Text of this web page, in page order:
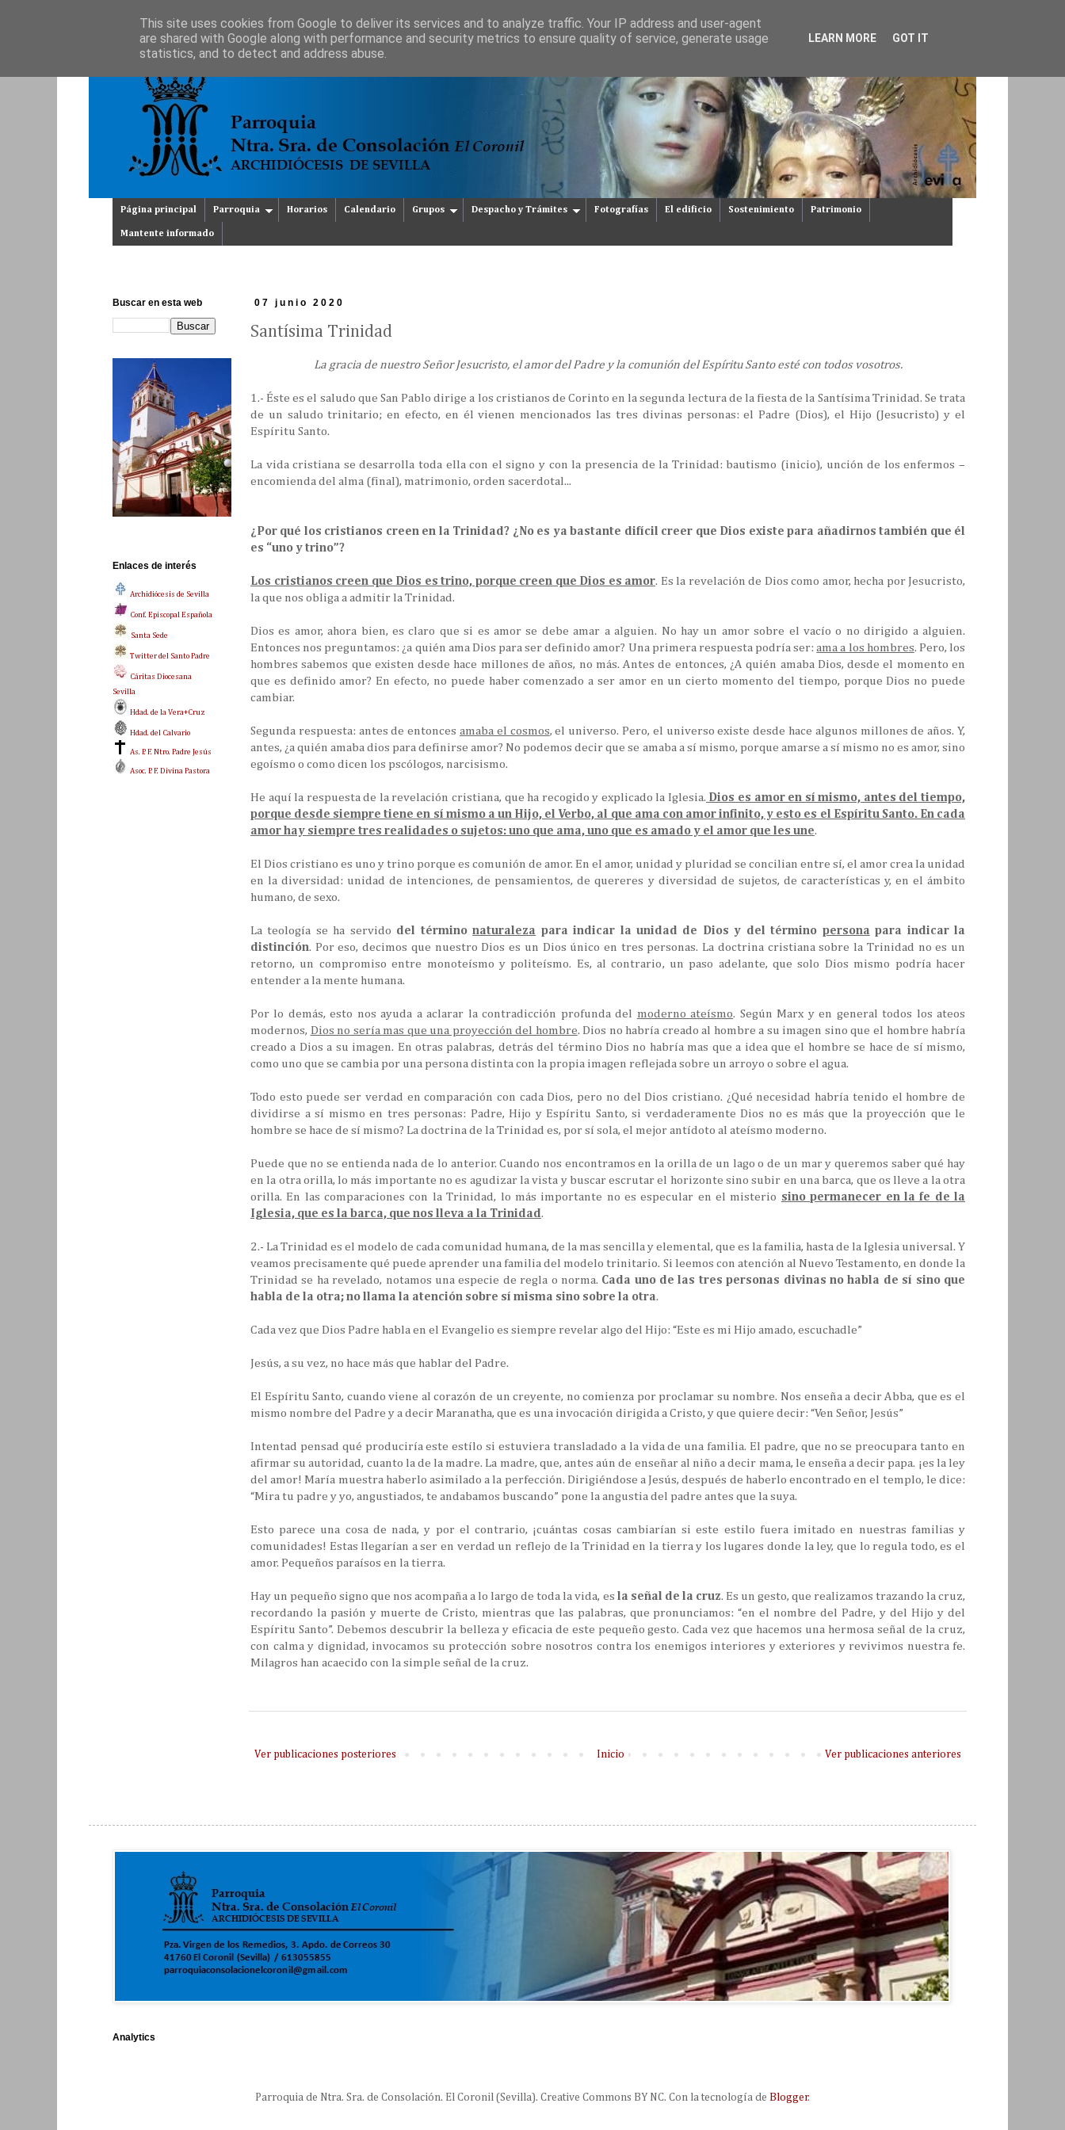
Página principal Parroquia Horarios Calendario Grupos Despacho y Trámites Fotografías El edificio Sostenimiento Patrimonio
Mantente informado
07 junio 2020
Santísima Trinidad
La gracia de nuestro Señor Jesucristo, el amor del Padre y la comunión del Espíritu Santo esté con todos vosotros.
1.- Éste es el saludo que San Pablo dirige a los cristianos de Corinto en la segunda lectura de la fiesta de la Santísima Trinidad. Se trata
de un saludo trinitario; en efecto, en él vienen mencionados las tres divinas personas: el Padre (Dios), el Hijo (Jesucristo) y el
Espíritu Santo.
La vida cristiana se desarrolla toda ella con el signo y con la presencia de la Trinidad: bautismo (inicio), unción de los enfermos –
encomienda del alma (final), matrimonio, orden sacerdotal...
¿Por qué los cristianos creen en la Trinidad? ¿No es ya bastante difícil creer que Dios existe para añadirnos también que él
es “uno y trino”?
Los cristianos creen que Dios es trino, porque creen que Dios es amor. Es la revelación de Dios como amor, hecha por Jesucristo,
la que nos obliga a admitir la Trinidad.
Dios es amor, ahora bien, es claro que si es amor se debe amar a alguien. No hay un amor sobre el vacío o no dirigido a alguien.
Entonces nos preguntamos: ¿a quién ama Dios para ser definido amor? Una primera respuesta podría ser:ama a los hombres. Pero, los
hombres sabemos que existen desde hace millones de años, no más. Antes de entonces, ¿A quién amaba Dios, desde el momento en
que es definido amor? En efecto, no puede haber comenzado a ser amor en un cierto momento del tiempo, porque Dios no puede
cambiar.
Segunda respuesta: antes de entonces amaba el cosmos, el universo. Pero, el universo existe desde hace algunos millones de años. Y,
antes, ¿a quién amaba dios para definirse amor? No podemos decir que se amaba a sí mismo, porque amarse a sí mismo no es amor, sino
egoísmo o como dicen los pscólogos, narcisismo.
He aquí la respuesta de la revelación cristiana, que ha recogido y explicado la Iglesia. Dios es amor en sí mismo, antes del tiempo,
porque desde siempre tiene en sí mismo a un Hijo, el Verbo, al que ama con amor infinito, y esto es el Espíritu Santo. En cada
amor hay siempre tres realidades o sujetos: uno que ama, uno que es amado y el amor que les une.
El Dios cristiano es uno y trino porque es comunión de amor. En el amor, unidad y pluridad se concilian entre sí, el amor crea la unidad
en la diversidad: unidad de intenciones, de pensamientos, de quereres y diversidad de sujetos, de características y, en el ámbito
humano, de sexo.
La teología se ha servido del términonaturaleza para indicar la unidad de Dios y del término persona para indicar la
distinción. Por eso, decimos que nuestro Dios es un Dios único en tres personas. La doctrina cristiana sobre la Trinidad no es un
retorno, un compromiso entre monoteísmo y politeísmo. Es, al contrario, un paso adelante, que solo Dios mismo podría hacer
entender a la mente humana.
Por lo demás, esto nos ayuda a aclarar la contradicción profunda del moderno ateísmo. Según Marx y en general todos los ateos
modernos, Dios no sería mas que una proyección del hombre. Dios no habría creado al hombre a su imagen sino que el hombre habría
creado a Dios a su imagen. En otras palabras, detrás del término Dios no habría mas que a idea que el hombre se hace de sí mismo,
como uno que se cambia por una persona distinta con la propia imagen reflejada sobre un arroyo o sobre el agua.
Todo esto puede ser verdad en comparación con cada Dios, pero no del Dios cristiano. ¿Qué necesidad habría tenido el hombre de
dividirse a sí mismo en tres personas: Padre, Hijo y Espíritu Santo, si verdaderamente Dios no es más que la proyección que le
hombre se hace de sí mismo? La doctrina de la Trinidad es, por sí sola, el mejor antídoto al ateísmo moderno.
Puede que no se entienda nada de lo anterior. Cuando nos encontramos en la orilla de un lago o de un mar y queremos saber qué hay
en la otra orilla, lo más importante no es agudizar la vista y buscar escrutar el horizonte sino subir en una barca, que os lleve a la otra
orilla. En las comparaciones con la Trinidad, lo más importante no es especular en el misterio sino permanecer en la fe de la
Iglesia, que es la barca, que nos lleva a la Trinidad.
2.- La Trinidad es el modelo de cada comunidad humana, de la mas sencilla y elemental, que es la familia, hasta de la Iglesia universal. Y
veamos precisamente qué puede aprender una familia del modelo trinitario. Si leemos con atención al Nuevo Testamento, en donde la
Trinidad se ha revelado, notamos una especie de regla o norma. Cada uno de las tres personas divinas no habla de sí sino que
habla de la otra; no llama la atención sobre sí misma sino sobre la otra.
Cada vez que Dios Padre habla en el Evangelio es siempre revelar algo del Hijo: “Este es mi Hijo amado, escuchadle”
Jesús, a su vez, no hace más que hablar del Padre.
El Espíritu Santo, cuando viene al corazón de un creyente, no comienza por proclamar su nombre. Nos enseña a decir Abba, que es el
mismo nombre del Padre y a decir Maranatha, que es una invocación dirigida a Cristo, y que quiere decir: “Ven Señor, Jesús”
Intentad pensad qué produciría este estílo si estuviera transladado a la vida de una familia. El padre, que no se preocupara tanto en
afirmar su autoridad, cuanto la de la madre. La madre, que, antes aún de enseñar al niño a decir mama, le enseña a decir papa. ¡es la ley
del amor! María muestra haberlo asimilado a la perfección. Dirigiéndose a Jesús, después de haberlo encontrado en el templo, le dice:
“Mira tu padre y yo, angustiados, te andabamos buscando” pone la angustia del padre antes que la suya.
Esto parece una cosa de nada, y por el contrario, ¡cuántas cosas cambiarían si este estilo fuera imitado en nuestras familias y
comunidades! Estas llegarían a ser en verdad un reflejo de la Trinidad en la tierra y los lugares donde la ley, que lo regula todo, es el
amor. Pequeños paraísos en la tierra.
Hay un pequeño signo que nos acompaña a lo largo de toda la vida, es la señal de la cruz. Es un gesto, que realizamos trazando la cruz,
recordando la pasión y muerte de Cristo, mientras que las palabras, que pronunciamos: “en el nombre del Padre, y del Hijo y del
Espíritu Santo”. Debemos descubrir la belleza y eficacia de este pequeño gesto. Cada vez que hacemos una hermosa señal de la cruz,
con calma y dignidad, invocamos su protección sobre nosotros contra los enemigos interiores y exteriores y revivimos nuestra fe.
Milagros han acaecido con la simple señal de la cruz.
Ver publicaciones posteriores Ver publicaciones anteriores
Inicio
Buscar en esta web
Enlaces de interés
Archidiócesis de Sevilla
Conf. Episcopal Española
Santa Sede
Twitter del Santo Padre
Cáritas Diocesana
Sevilla
Hdad. de la Vera+Cruz
Hdad. del Calvario
As. P. F. Ntro. Padre Jesús
Asoc. P. F. Divina Pastora
Analytics
Parroquia de Ntra. Sra. de Consolación. El Coronil (Sevilla). Creative Commons BY NC. Con la tecnología de Blogger.
This site uses cookies from Google to deliver its services and to analyze traffic. Your IP address and user-agent
are shared with Google along with performance and security metrics to ensure quality of service, generate usage
statistics, and to detect and address abuse.
LEARN MORE GOT IT